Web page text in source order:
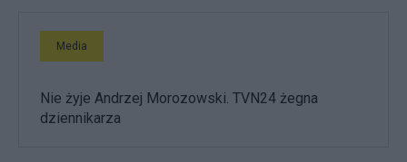
Media
Nie żyje Andrzej Morozowski. TVN24 żegna
dziennikarza